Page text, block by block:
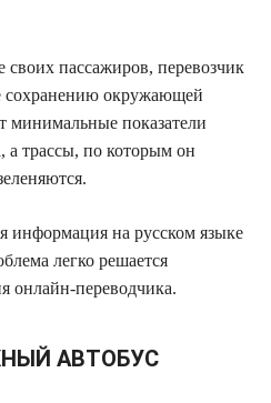
пассажиров, перевозчик
сохранению окружающей
минимальные показатели
а трассы, по которым он
на русском языке
легко решается
онлайн-переводчика.
АВТОБУС